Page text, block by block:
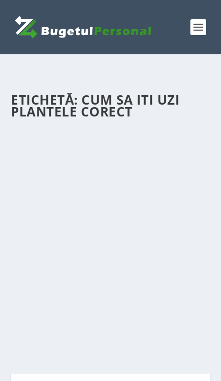
ETICHETĂ: CUM SA ITI UZI
PLANTELE CORECT